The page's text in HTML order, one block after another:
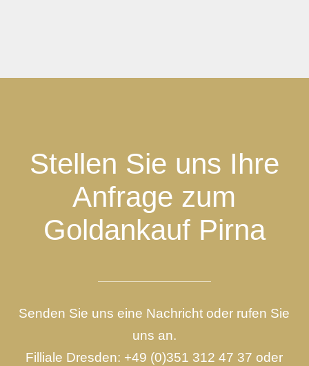
Stellen Sie uns Ihre
Anfrage zum
Goldankauf Pirna
Senden Sie uns eine Nachricht oder rufen Sie
uns an.
Filliale Dresden: +49 (0)351 312 47 37 oder